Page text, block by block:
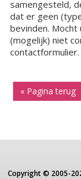
samengesteld,
dat er geen
bevinden.
(mogelijk) niet
contactformulier.
« Pagina terug
Copyright © 2005-